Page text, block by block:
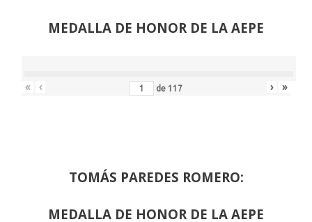
MEDALLA DE HONOR DE LA AEPE
« ‹ de 117 › »
TOMÁS PAREDES ROMERO:
MEDALLA DE HONOR DE LA AEPE